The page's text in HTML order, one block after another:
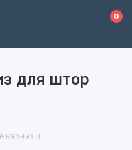
0
для штор
карнизы